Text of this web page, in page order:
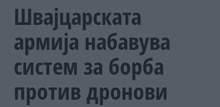
Швајцарската
армија набавува
систем за борба
против дронови